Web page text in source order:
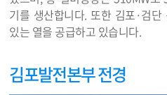
기를 생산합니다. 또한 김포·검
있는 열을 공급하고 있습니다.
김포발전본부 전경